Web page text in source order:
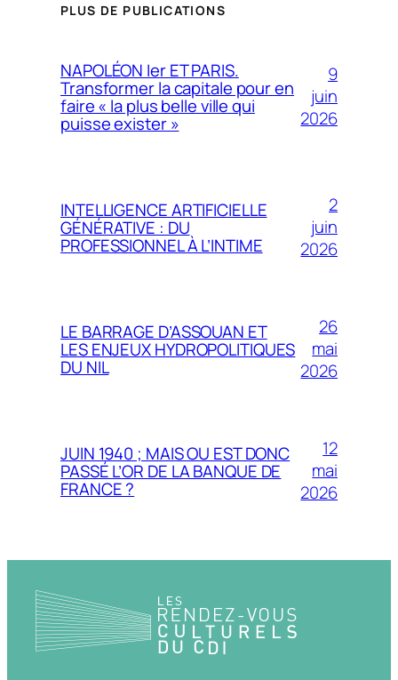
PLUS DE PUBLICATIONS
NAPOLÉON Ier ET PARIS.
Transformer la capitale pour en
faire « la plus belle ville qui
puisse exister »
9
juin
2026
INTELLIGENCE ARTIFICIELLE
GÉNÉRATIVE : DU
PROFESSIONNEL À L’INTIME
2
juin
2026
LE BARRAGE D’ASSOUAN ET
LES ENJEUX HYDROPOLITIQUES
DU NIL
26
mai
2026
JUIN 1940 ; MAIS OU EST DONC
PASSÉ L’OR DE LA BANQUE DE
FRANCE ?
12
mai
2026